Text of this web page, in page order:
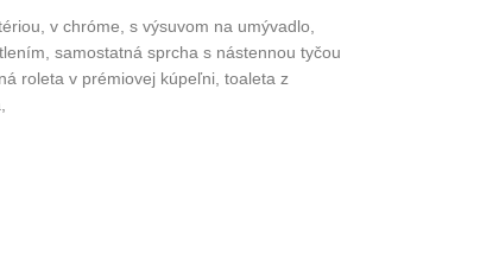
v chróme, s výsuvom na umývadlo,
samostatná sprcha s nástennou tyčou
roleta v prémiovej kúpeľni, toaleta z